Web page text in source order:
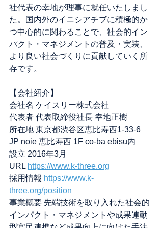
社代表の幸地が理事に就任いたしまし
た。国内外のイニシアチブに積極的か
つ中心的に関わることで、社会的イン
パクト・マネジメントの普及・実装、
より良い社会づくりに貢献していく所
存です。
【会社紹介】
会社名 ケイスリー株式会社
代表者 代表取締役社長 幸地正樹
所在地 東京都渋谷区恵比寿西1-33-6
JP noie 恵比寿西 1F co-ba ebisu内
設立 2016年3月
URL https://www.k-three.org
採用情報 https://www.k-
three.org/position
事業概要 先端技術を取り入れた社会的
インパクト・マネジメントや成果連動
型官民連携など成果向上に向けた手法